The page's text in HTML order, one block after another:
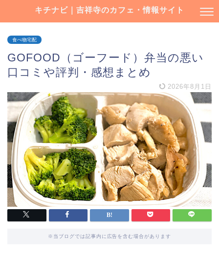
キチナビ｜吉祥寺のカフェ・情報サイト
食べ物宅配
GOFOOD（ゴーフード）弁当の悪い
口コミや評判・感想まとめ
2026年8月1日
※当ブログでは記事内に広告を含む場合があります